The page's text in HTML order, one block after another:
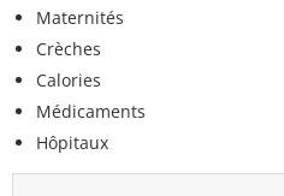
Maternités
Crèches
Calories
Médicaments
Hôpitaux